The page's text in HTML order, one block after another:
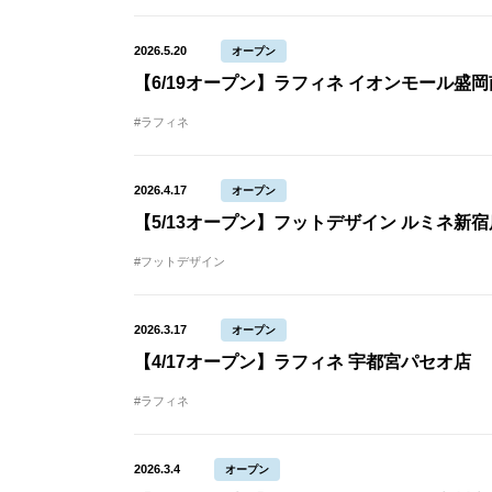
2026.5.20 オープン
【6/19オープン】ラフィネ イオンモール盛
#ラフィネ
2026.4.17 オープン
【5/13オープン】フットデザイン ルミネ新
#フットデザイン
2026.3.17 オープン
【4/17オープン】ラフィネ 宇都宮パセオ店
#ラフィネ
2026.3.4 オープン